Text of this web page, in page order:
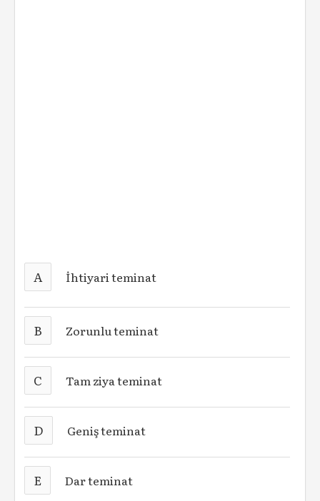
A İhtiyari teminat
B Zorunlu teminat
C Tam ziya teminat
D Geniş teminat
E Dar teminat